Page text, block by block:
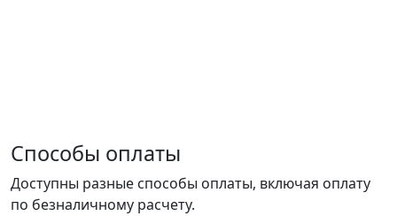
Способы оплаты
Доступны разные способы оплаты, включая оплату
по безналичному расчету.